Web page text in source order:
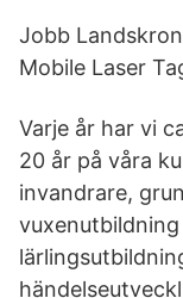
Jobb
Mobile Laser
Varje år har vi
20 år på våra
invandrare,